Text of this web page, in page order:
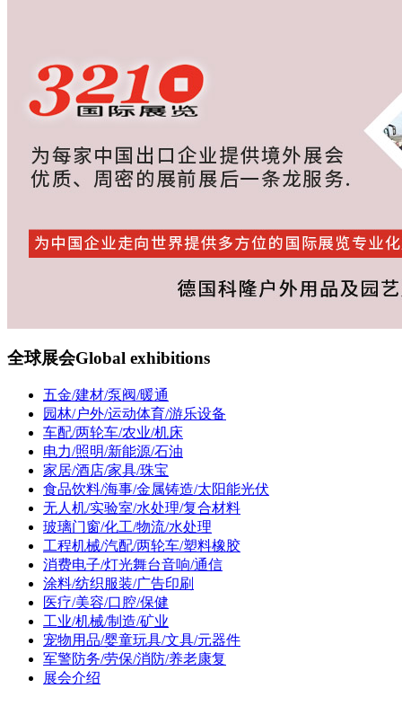
全球展会Global exhibitions
五金/建材/泵阀/暖通
园林/户外/运动体育/游乐设备
车配/两轮车/农业/机床
电力/照明/新能源/石油
家居/酒店/家具/珠宝
食品饮料/海事/金属铸造/太阳能光伏
无人机/实验室/水处理/复合材料
玻璃门窗/化工/物流/水处理
工程机械/汽配/两轮车/塑料橡胶
消费电子/灯光舞台音响/通信
涂料/纺织服装/广告印刷
医疗/美容/口腔/保健
工业/机械/制造/矿业
宠物用品/婴童玩具/文具/元器件
军警防务/劳保/消防/养老康复
展会介绍